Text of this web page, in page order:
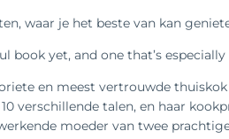
waar je het beste van kan
book yet, and one that’s
en meest vertrouwde
verschillende talen, en haar
moeder van twee